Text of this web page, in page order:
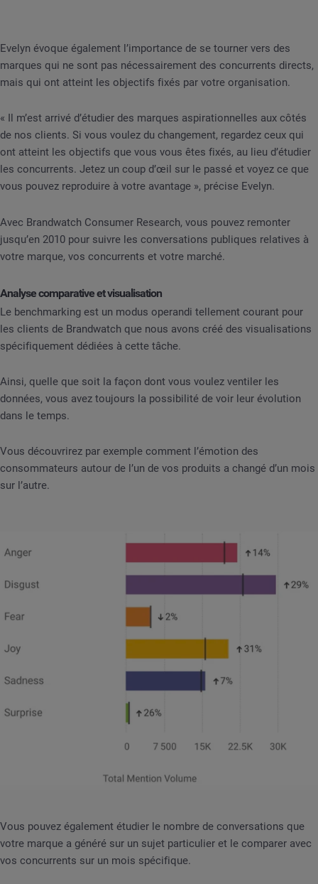
Evelyn évoque également l’importance de se tourner vers des
marques qui ne sont pas nécessairement des concurrents directs,
mais qui ont atteint les objectifs fixés par votre organisation.
« Il m’est arrivé d’étudier des marques aspirationnelles aux côtés
de nos clients. Si vous voulez du changement, regardez ceux qui
ont atteint les objectifs que vous vous êtes fixés, au lieu d’étudier
les concurrents. Jetez un coup d’œil sur le passé et voyez ce que
vous pouvez reproduire à votre avantage », précise Evelyn.
Avec Brandwatch Consumer Research, vous pouvez remonter
jusqu’en 2010 pour suivre les conversations publiques relatives à
votre marque, vos concurrents et votre marché.
Analyse comparative et visualisation
Le benchmarking est un modus operandi tellement courant pour
les clients de Brandwatch que nous avons créé des visualisations
spécifiquement dédiées à cette tâche.
Ainsi, quelle que soit la façon dont vous voulez ventiler les
données, vous avez toujours la possibilité de voir leur évolution
dans le temps.
Vous découvrirez par exemple comment l’émotion des
consommateurs autour de l’un de vos produits a changé d’un mois
sur l’autre.
Vous pouvez également étudier le nombre de conversations que
votre marque a généré sur un sujet particulier et le comparer avec
vos concurrents sur un mois spécifique.